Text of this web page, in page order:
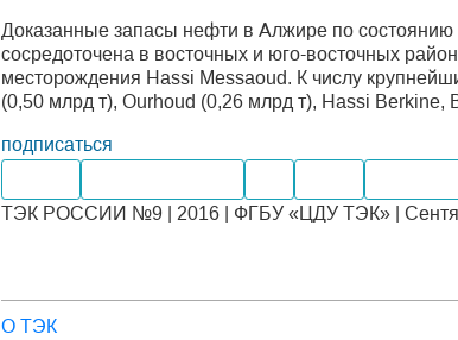
Доказанные запасы нефти в Алжире по состоянию
сосредоточена в восточных и юго-восточных
месторождения Hassi Messaoud. К числу
(0,50 млрд т), Ourhoud (0,26 млрд т), Hassi
подписаться
ТЭК РОССИИ №9 | 2016 | ФГБУ «ЦДУ ТЭК» |
О ТЭК